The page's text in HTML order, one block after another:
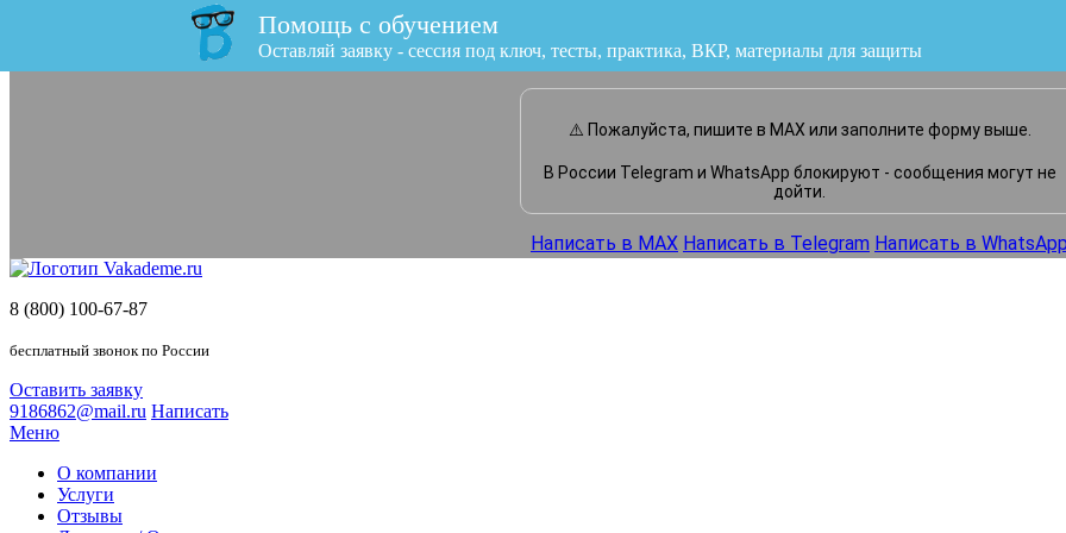
Помощь с обучением
Оставляй заявку - сессия под ключ, тесты, практика, ВКР
или напишите нам прямо сейчас
⚠️ Пожалуйста, пишите в MAX или заполните форму выше.
В России Telegram и WhatsApp блокируют - сообщения могут не
дойти.
Написать в MAX Написать в Telegram Написать в
8 (800) 100-67-87
бесплатный звонок по России
Оставить заявку
9186862@mail.ru Написать
Меню
О компании
Услуги
Отзывы